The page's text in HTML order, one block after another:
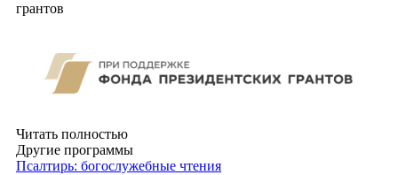
грантов
Читать полностью
Другие программы
Псалтирь: богослужебные чтения